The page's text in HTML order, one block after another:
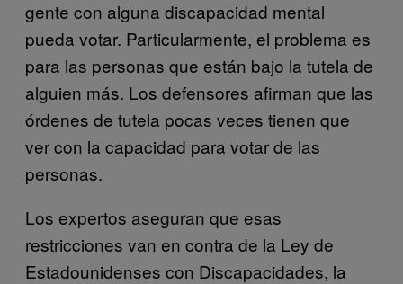
gente con alguna discapacidad mental
pueda votar. Particularmente, el problema es
para las personas que están bajo la tutela de
alguien más. Los defensores afirman que las
órdenes de tutela pocas veces tienen que
ver con la capacidad para votar de las
personas.
Los expertos aseguran que esas
restricciones van en contra de la Ley de
Estadounidenses con Discapacidades, la